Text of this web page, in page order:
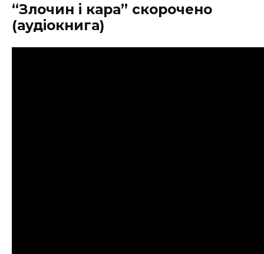
“Злочин і кара” скорочено
(аудіокнига)